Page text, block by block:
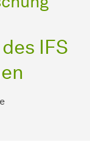
IFS